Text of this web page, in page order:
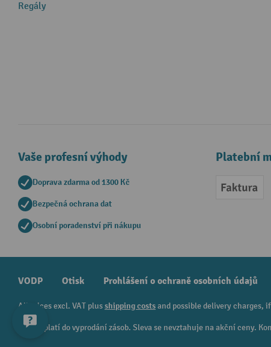
Regály
Vaše profesní výhody
Doprava zdarma od 1300 Kč
Bezpečná ochrana dat
Osobní poradenství při nákupu
Platební
Faktura
VODP Otisk Prohlášení o ochraně osobních údajů
All prices excl. VAT plusshipping costsand possible delivery charges,
¹ Sleva platí do vyprodání zásob. Sleva se nevztahuje na akční ceny.